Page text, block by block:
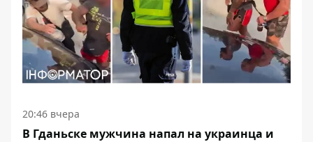
20:46 вчера
В Гданьске мужчина напал на украинца и